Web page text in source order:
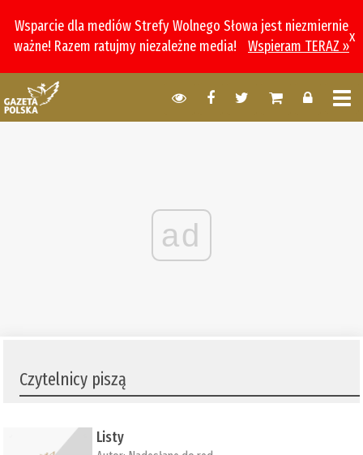
Wsparcie dla mediów Strefy Wolnego Słowa jest niezmiernie
ważne! Razem ratujmy niezależne media!
Wspieram TERAZ »
x
ad
Czytelnicy piszą
Listy